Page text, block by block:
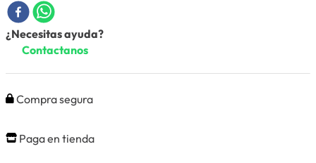
¿Necesitas ayuda?
Contactanos
Compra segura
Paga en tienda